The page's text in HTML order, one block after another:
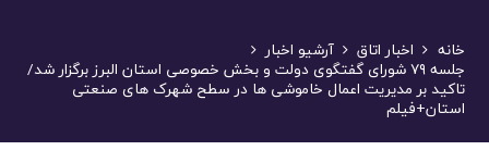
خانه اخبار اتاق آرشیو اخبار
جلسه ۷۹ شورای گفتگوی دولت و بخش خصوصی استان البرز برگزار شد/
تاکید بر مدیریت اعمال خاموشی ها در سطح شهرک های صنعتی
استان+فیلم